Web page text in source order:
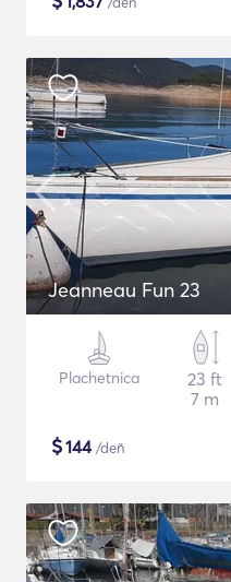
Jeanneau Fun 23
Plachetnica
23 ft
7 m
$144/deň